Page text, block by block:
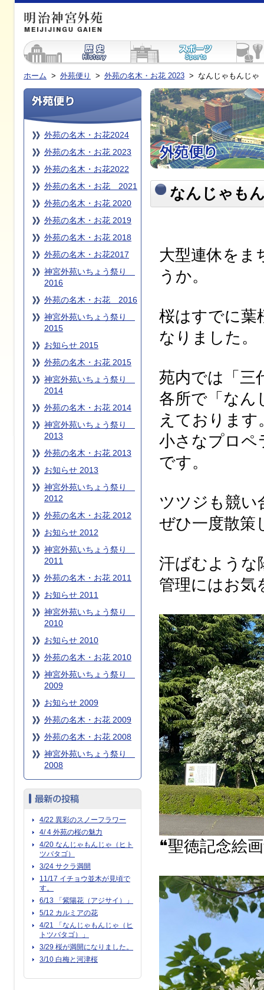
ホーム > 外苑便り > 外苑の名木・お花 2023 > なんじゃもんじゃ
なんじゃも
大型連休をま
うか。
桜はすでに葉
なりました。
苑内では「三
各所で「なん
えております
小さなプロペ
です。
ツツジも競い
ぜひ一度散策
汗ばむような
管理にはお気
❝聖徳記念絵
外苑の名木・お花2024
外苑の名木・お花 2023
外苑の名木・お花2022
外苑の名木・お花 2021
外苑の名木・お花 2020
外苑の名木・お花 2019
外苑の名木・お花 2018
外苑の名木・お花2017
神宮外苑いちょう祭り
2016
外苑の名木・お花 2016
神宮外苑いちょう祭り
2015
お知らせ 2015
外苑の名木・お花 2015
神宮外苑いちょう祭り
2014
外苑の名木・お花 2014
神宮外苑いちょう祭り
2013
外苑の名木・お花 2013
お知らせ 2013
神宮外苑いちょう祭り
2012
外苑の名木・お花 2012
お知らせ 2012
神宮外苑いちょう祭り
2011
外苑の名木・お花 2011
お知らせ 2011
神宮外苑いちょう祭り
2010
お知らせ 2010
外苑の名木・お花 2010
神宮外苑いちょう祭り
2009
お知らせ 2009
外苑の名木・お花 2009
外苑の名木・お花 2008
神宮外苑いちょう祭り
2008
4/22 異彩のスノーフラワー
4/ 4 外苑の桜の魅力
4/20 なんじゃもんじゃ（ヒト
ツバタゴ）
3/24 サクラ満開
11/17 イチョウ並木が見頃で
す。
6/13 「紫陽花（アジサイ）」
5/12 カルミアの花
4/21 「なんじゃもんじゃ（ヒ
トツバタゴ）」
3/29 桜が満開になりました。
3/10 白梅と河津桜